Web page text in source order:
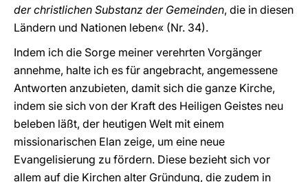
der christlichen Substanz der Gemeinden, die in diesen
Ländern und Nationen leben« (Nr. 34).
Indem ich die Sorge meiner verehrten Vorgänger
annehme, halte ich es für angebracht, angemessene
Antworten anzubieten, damit sich die ganze Kirche,
indem sie sich von der Kraft des Heiligen Geistes neu
beleben läßt, der heutigen Welt mit einem
missionarischen Elan zeige, um eine neue
Evangelisierung zu fördern. Diese bezieht sich vor
allem auf die Kirchen alter Gründung, die zudem in